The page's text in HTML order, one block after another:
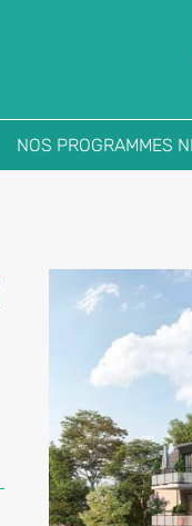
NOS PROGRAMMES